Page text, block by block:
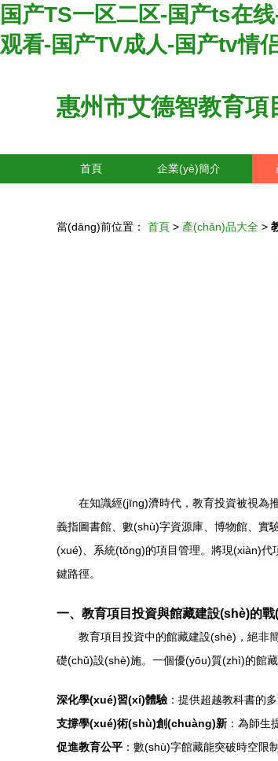
国产TS一区二区-国产ts在
观看-国产TV成人-国产tv情
惠州市艾德智教育項
首頁 企業(yè)簡介
當(dāng)前位置： 首頁 > 產(chǎn)品大全 >
在知識經(jīng)濟時代，教育投資被視為
義指圖書館、數(shù)字資源庫、博物館、
(xué)、系統(tǒng)的項目管理。將現(xiàn)代
鍵路徑。
一、教育項目投資與館藏建設(shè)的
教育項目投資中的館藏建設(shè)，絕非
礎(chǔ)設(shè)施。一個優(yōu)質(zhì)的館藏
深化學(xué)習(xí)體驗 ：提供超越教科書的
支撐學(xué)術(shù)創(chuàng)新 ：為師生
促進教育公平 ：數(shù)字館藏能突破時空限